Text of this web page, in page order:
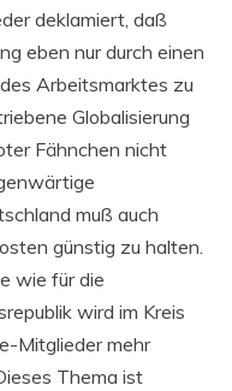
deklamiert, daß
eben nur durch einen
Arbeitsmarktes zu
Globalisierung
Fähnchen nicht
muß auch
günstig zu halten.
wie für die
wird im Kreis
Mitglieder mehr
Thema ist